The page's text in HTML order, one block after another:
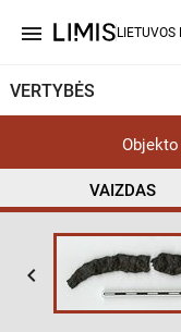
menu
VERTYBĖS
VAIZDAS
keyboard_arrow_left